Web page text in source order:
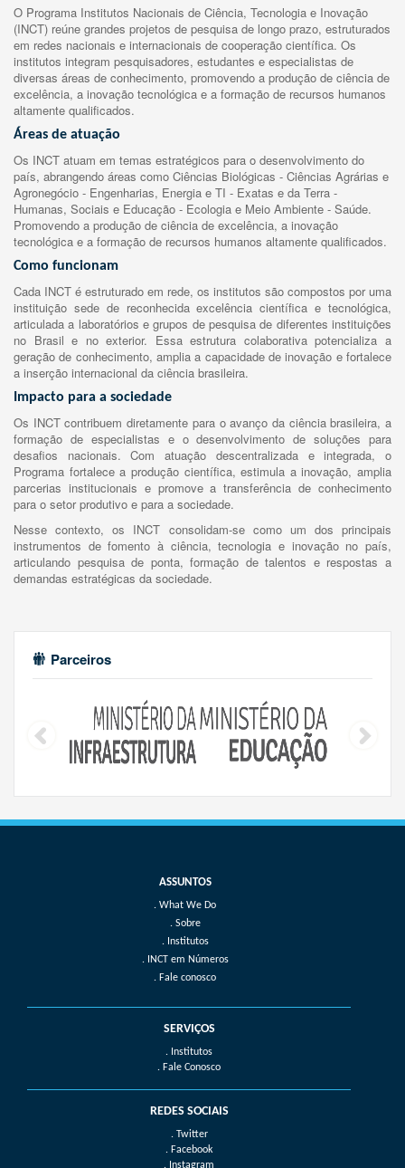
O Programa Institutos Nacionais de Ciência, Tecnologia e Inovação
(INCT) reúne grandes projetos de pesquisa de longo prazo, estruturados
em redes nacionais e internacionais de cooperação científica. Os
institutos integram pesquisadores, estudantes e especialistas de
diversas áreas de conhecimento, promovendo a produção de ciência de
excelência, a inovação tecnológica e a formação de recursos humanos
altamente qualificados.
Áreas de atuação
Os INCT atuam em temas estratégicos para o desenvolvimento do
país, abrangendo áreas como Ciências Biológicas - Ciências Agrárias e
Agronegócio - Engenharias, Energia e TI - Exatas e da Terra -
Humanas, Sociais e Educação - Ecologia e Meio Ambiente - Saúde.
Promovendo a produção de ciência de excelência, a inovação
tecnológica e a formação de recursos humanos altamente qualificados.
Como funcionam
Cada INCT é estruturado em rede, os institutos são compostos por uma
instituição sede de reconhecida excelência científica e tecnológica,
articulada a laboratórios e grupos de pesquisa de diferentes instituições
no Brasil e no exterior. Essa estrutura colaborativa potencializa a
geração de conhecimento, amplia a capacidade de inovação e fortalece
a inserção internacional da ciência brasileira.
Impacto para a sociedade
Os INCT contribuem diretamente para o avanço da ciência brasileira, a
formação de especialistas e o desenvolvimento de soluções para
desafios nacionais. Com atuação descentralizada e integrada, o
Programa fortalece a produção científica, estimula a inovação, amplia
parcerias institucionais e promove a transferência de conhecimento
para o setor produtivo e para a sociedade.
Nesse contexto, os INCT consolidam-se como um dos principais
instrumentos de fomento à ciência, tecnologia e inovação no país,
articulando pesquisa de ponta, formação de talentos e respostas a
demandas estratégicas da sociedade.
Parceiros
What We Do
Sobre
Institutos
INCT em Números
Fale conosco
SERVIÇOS
. Institutos
. Fale Conosco
REDES SOCIAIS
. Twitter
. Facebook
. Instagram